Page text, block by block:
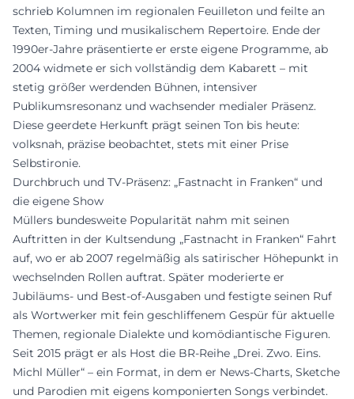
schrieb Kolumnen im regionalen Feuilleton und feilte an
Texten, Timing und musikalischem Repertoire. Ende der
1990er-Jahre präsentierte er erste eigene Programme, ab
2004 widmete er sich vollständig dem Kabarett – mit
stetig größer werdenden Bühnen, intensiver
Publikumsresonanz und wachsender medialer Präsenz.
Diese geerdete Herkunft prägt seinen Ton bis heute:
volksnah, präzise beobachtet, stets mit einer Prise
Selbstironie.
Durchbruch und TV-Präsenz: „Fastnacht in Franken“ und
die eigene Show
Müllers bundesweite Popularität nahm mit seinen
Auftritten in der Kultsendung „Fastnacht in Franken“ Fahrt
auf, wo er ab 2007 regelmäßig als satirischer Höhepunkt in
wechselnden Rollen auftrat. Später moderierte er
Jubiläums- und Best-of-Ausgaben und festigte seinen Ruf
als Wortwerker mit fein geschliffenem Gespür für aktuelle
Themen, regionale Dialekte und komödiantische Figuren.
Seit 2015 prägt er als Host die BR-Reihe „Drei. Zwo. Eins.
Michl Müller“ – ein Format, in dem er News-Charts, Sketche
und Parodien mit eigens komponierten Songs verbindet.